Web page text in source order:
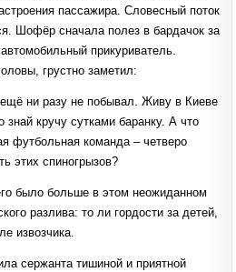
пассажира. Словесный поток
Шофёр сначала полез в бардачок за
прикуриватель.
грустно заметил:
ни разу не побывал. Живу в Киеве
кручу сутками баранку. А что
футбольная команда – четверо
этих спиногрызов?
было больше в этом неожиданном
разлива: то ли гордости за детей,
извозчика.
сержанта тишиной и приятной